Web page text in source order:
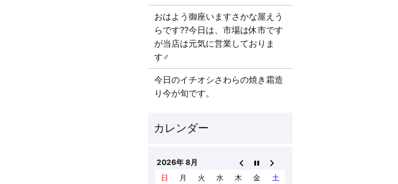
おはよう御座いますさかな屋えう
らです??今日は、市場は休市です
が当店は元気に営業しておりま
す‍♂️
今日のイチオシ️さわらの焼き霜造
り今が旬です。
2026年 8月
日
月 火 水 木 金
土